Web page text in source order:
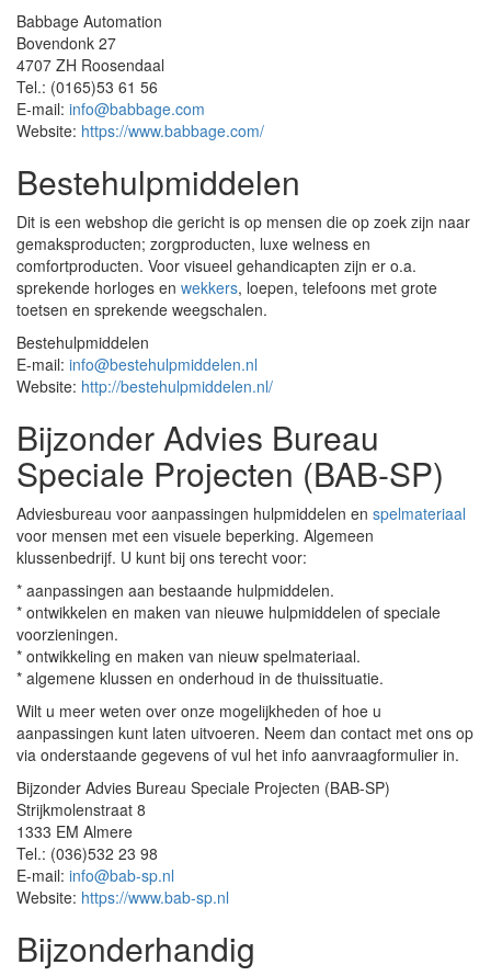
Babbage Automation
Bovendonk 27
4707 ZH Roosendaal
Tel.: (0165)53 61 56
E-mail: info@babbage.com
Website: https://www.babbage.com/
Bestehulpmiddelen
Dit is een webshop die gericht is op mensen die op zoek zijn naar
gemaksproducten; zorgproducten, luxe welness en
comfortproducten. Voor visueel gehandicapten zijn er o.a.
sprekende horloges en wekkers, loepen, telefoons met grote
toetsen en sprekende weegschalen.
Bestehulpmiddelen
E-mail: info@bestehulpmiddelen.nl
Website: http://bestehulpmiddelen.nl/
Bijzonder Advies Bureau
Speciale Projecten (BAB-SP)
Adviesbureau voor aanpassingen hulpmiddelen en spelmateriaal
voor mensen met een visuele beperking. Algemeen
klussenbedrijf. U kunt bij ons terecht voor:
* aanpassingen aan bestaande hulpmiddelen.
* ontwikkelen en maken van nieuwe hulpmiddelen of speciale
voorzieningen.
* ontwikkeling en maken van nieuw spelmateriaal.
* algemene klussen en onderhoud in de thuissituatie.
Wilt u meer weten over onze mogelijkheden of hoe u
aanpassingen kunt laten uitvoeren. Neem dan contact met ons op
via onderstaande gegevens of vul het info aanvraagformulier in.
Bijzonder Advies Bureau Speciale Projecten (BAB-SP)
Strijkmolenstraat 8
1333 EM Almere
Tel.: (036)532 23 98
E-mail: info@bab-sp.nl
Website: https://www.bab-sp.nl
Bijzonderhandig